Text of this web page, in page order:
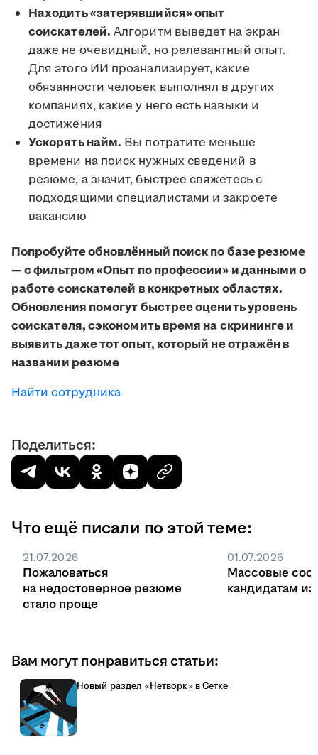
Находить «затерявшийся» опыт
соискателей. Алгоритм выведет на экран
даже не очевидный, но релевантный опыт.
Для этого ИИ проанализирует, какие
обязанности человек выполнял в других
компаниях, какие у него есть навыки и
достижения
Ускорять найм. Вы потратите меньше
времени на поиск нужных сведений в
резюме, а значит, быстрее свяжетесь с
подходящими специалистами и закроете
вакансию
Попробуйте обновлённый поиск по базе резюме
— с фильтром «Опыт по профессии» и данными о
работе соискателей в конкретных областях.
Обновления помогут быстрее оценить уровень
соискателя, сэкономить время на скрининге и
выявить даже тот опыт, который не отражён в
названии резюме
Найти сотрудника
Поделиться:
Что ещё писали по этой теме:
21.07.2026
Пожаловаться
на недостоверное резюме
стало проще
01.07.2026
Массовые
кандидатам
Вам могут понравиться статьи:
Новый раздел «Нетворк» в Сетке